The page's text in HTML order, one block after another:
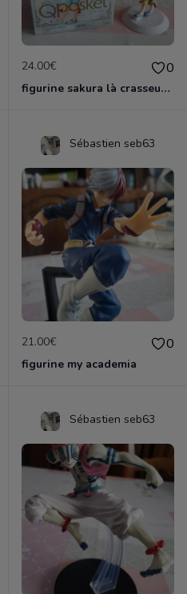
24.00€ 0
figurine sakura là crasseuse de cartes
Sébastien seb63
21.00€ 0
figurine my academia
Sébastien seb63